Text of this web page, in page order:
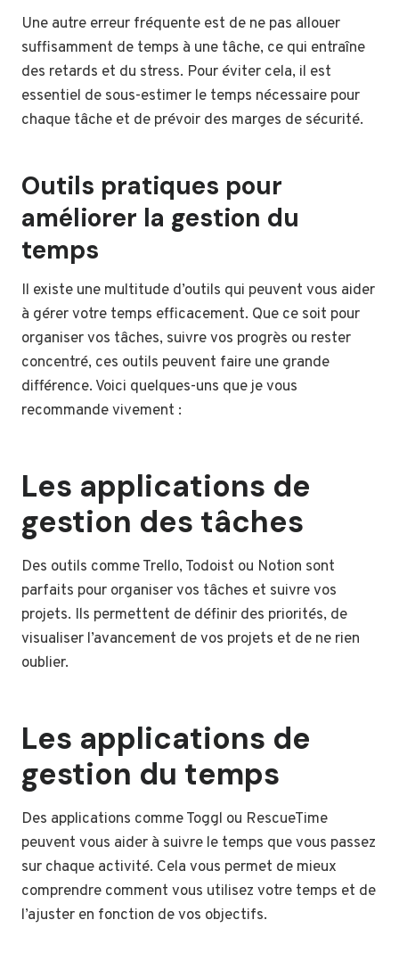
Une autre erreur fréquente est de ne pas allouer
suffisamment de temps à une tâche, ce qui entraîne
des retards et du stress. Pour éviter cela, il est
essentiel de sous-estimer le temps nécessaire pour
chaque tâche et de prévoir des marges de sécurité.
Outils pratiques pour
améliorer la gestion du
temps
Il existe une multitude d’outils qui peuvent vous aider
à gérer votre temps efficacement. Que ce soit pour
organiser vos tâches, suivre vos progrès ou rester
concentré, ces outils peuvent faire une grande
différence. Voici quelques-uns que je vous
recommande vivement :
Les applications de
gestion des tâches
Des outils comme Trello, Todoist ou Notion sont
parfaits pour organiser vos tâches et suivre vos
projets. Ils permettent de définir des priorités, de
visualiser l’avancement de vos projets et de ne rien
oublier.
Les applications de
gestion du temps
Des applications comme Toggl ou RescueTime
peuvent vous aider à suivre le temps que vous passez
sur chaque activité. Cela vous permet de mieux
comprendre comment vous utilisez votre temps et de
l’ajuster en fonction de vos objectifs.